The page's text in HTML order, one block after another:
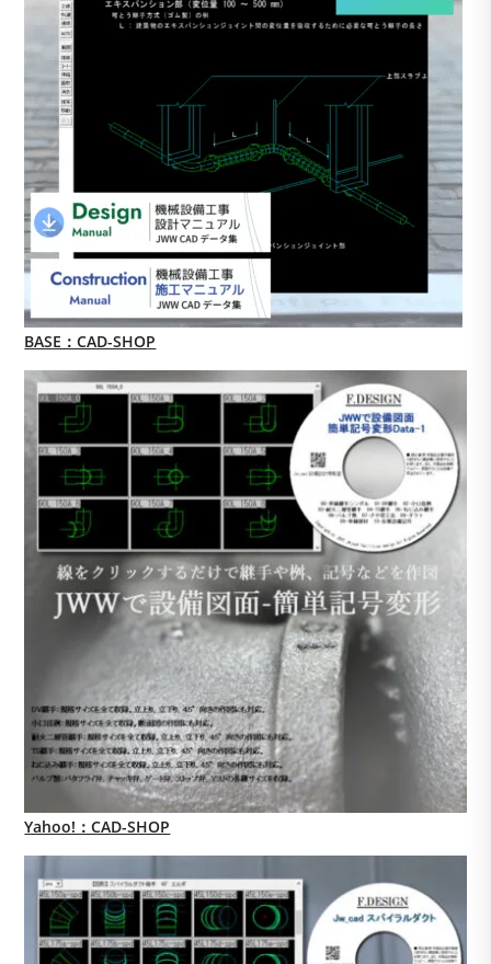
BASE：CAD-SHOP
Yahoo!：CAD-SHOP